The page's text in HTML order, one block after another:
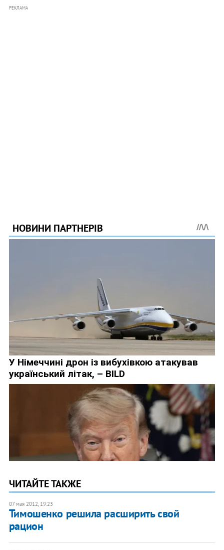
РЕКЛАМА
ЧИТАЙТЕ ТАКЖЕ
07 мая 2012, 19:23
Тимошенко решила расширить свой
рацион